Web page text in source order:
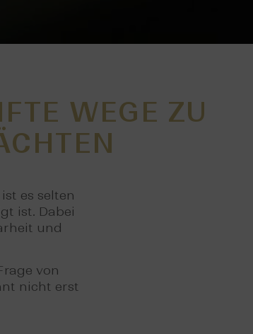
WEGE ZU
es selten
ist. Dabei
und
von
nicht erst